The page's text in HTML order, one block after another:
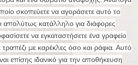
σκοπεύετε να αγοράσετε αυτό το
απολύτως κατάλληλο για διάφορες
να εγκαταστήσετε ένα γραφείο
με καρέκλες όσο και ράφια. Αυτό
επίσης ιδανικό για την αποθήκευση